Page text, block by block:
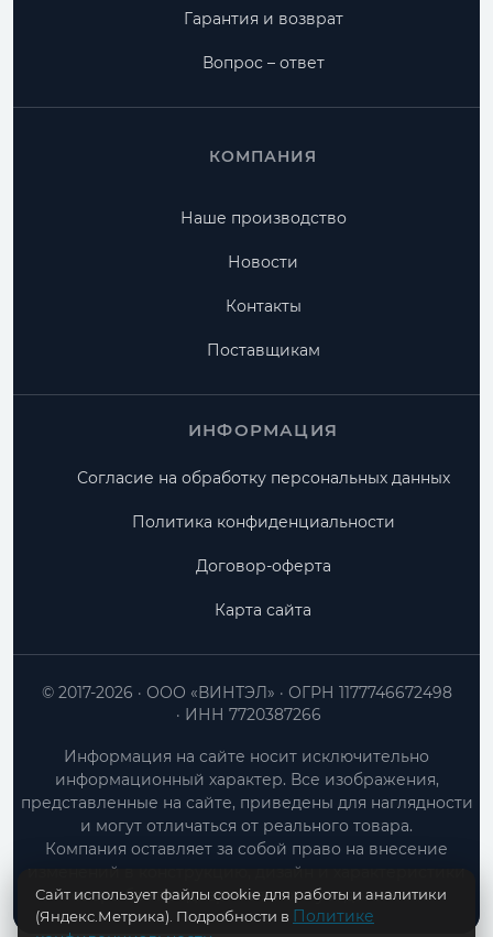
Гарантия и возврат
Вопрос – ответ
КОМПАНИЯ
Наше производство
Новости
Контакты
Поставщикам
ИНФОРМАЦИЯ
Согласие на обработку персональных данных
Политика конфиденциальности
Договор-оферта
Карта сайта
ООО «ВИНТЭЛ»
ОГРН 1177746672498
ИНН 7720387266
© 2017-2026
Информация на сайте носит исключительно
информационный характер. Все изображения,
представленные на сайте, приведены для наглядности
и могут отличаться от реального товара.
Компания оставляет за собой право на внесение
изменений в конструкцию, дизайн и характеристики
товара без предварительного уведомления.
Сайт использует файлы cookie для работы и аналитики
(Яндекс.Метрика). Подробности в Политике